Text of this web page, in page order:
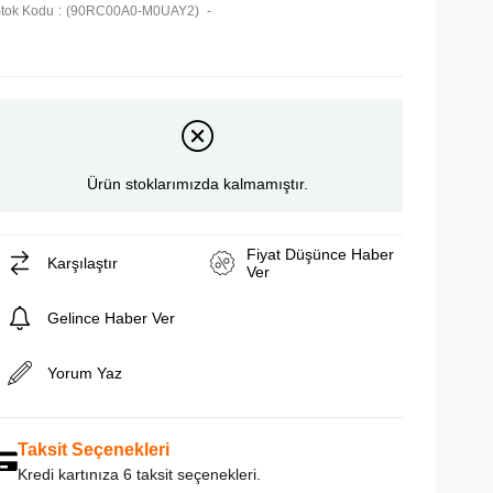
Kodu (90RC00A0-M0UAY2)
Ürün stoklarımızda kalmamıştır.
Karşılaştır
Fiyat Düşünce Haber
Ver
Gelince Haber Ver
Yorum Yaz
Taksit Seçenekleri
Kredi kartınıza 6 taksit seçenekleri.